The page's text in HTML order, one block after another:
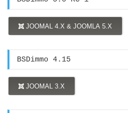
JOOMAL 4.X & JOOMLA 5.X
BSDimmo 4.15
JOOMAL 3.X